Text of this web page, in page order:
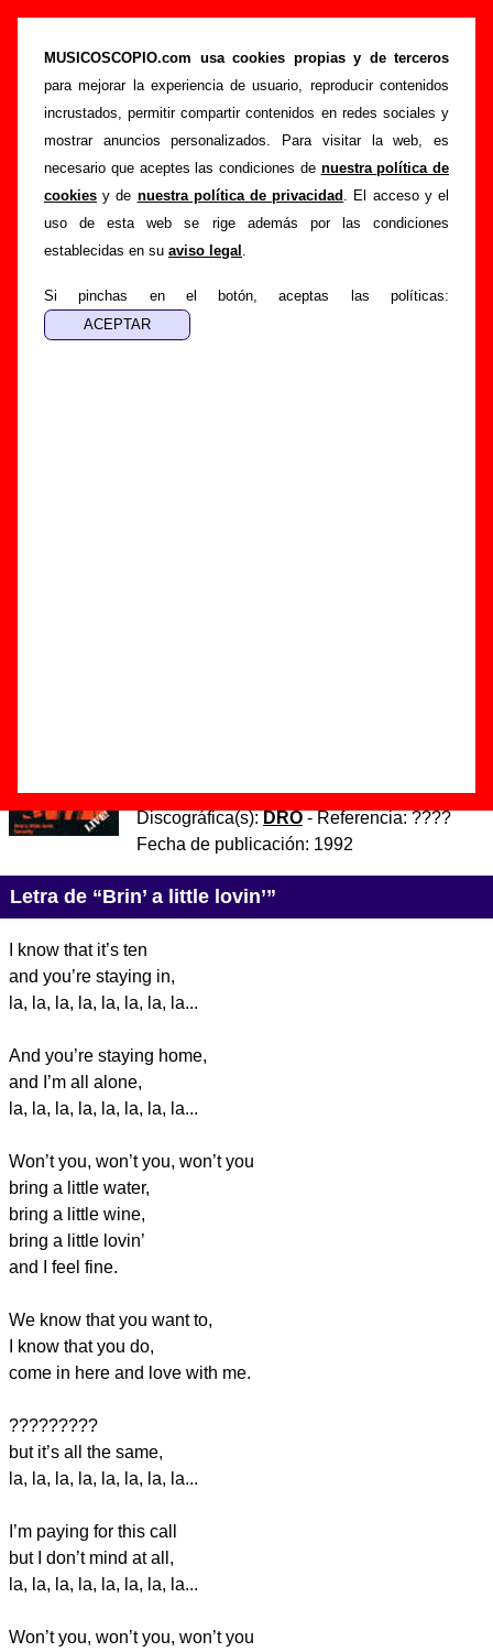
MUSICOSCOPIO.com usa cookies propias y de terceros
para mejorar la experiencia de usuario, reproducir contenidos
incrustados, permitir compartir contenidos en redes sociales y
mostrar anuncios personalizados. Para visitar la web, es
necesario que aceptes las condiciones de nuestra política de
cookies y de nuestra política de privacidad . El acceso y el
uso de esta web se rige además por las condiciones
establecidas en su aviso legal .
Si pinchas en el botón, aceptas las políticas:
“Brin’ a little lovin’”, canción de Los Flechazos
(Letra e información)
Portada >Los Flechazos > Canciones >Brin’ a little lovin’
Esta página pretende recopilar todo tipo de información
sobre lacanción "Brin’ a little lovin’" interpretada por
Flechazos. Además de su letra, también aparecerá
información sobre el autor o los autores, sobre los discos en
los que está incluido este tema, sobre la grabación del
encuentras errores o tienes información adicional, puedes
ayudar a
completar esta información
Grupo(s):Los Flechazos
Discográfica(s): DRO - Referencia: ????
Fecha de publicación: 1992
Letra de “Brin’ a little lovin’”
I know that it’s ten
and you’re staying in,
la, la, la, la, la, la, la, la...
And you’re staying home,
and I’m all alone,
la, la, la, la, la, la, la, la...
Won’t you, won’t you, won’t you
bring a little water,
bring a little wine,
bring a little lovin’
and I feel fine.
We know that you want to,
I know that you do,
come in here and love with me.
?????????
but it’s all the same,
la, la, la, la, la, la, la, la...
I’m paying for this call
but I don’t mind at all,
la, la, la, la, la, la, la, la...
Won’t you, won’t you, won’t you